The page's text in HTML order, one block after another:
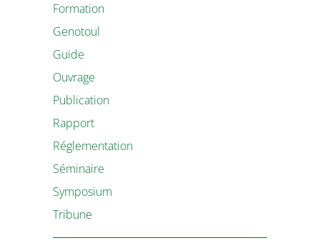
Formation
Genotoul
Guide
Ouvrage
Publication
Rapport
Réglementation
Séminaire
Symposium
Tribune